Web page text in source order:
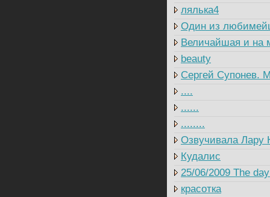
лялька4
Один из
Величайшая и на
beauty
Сергей Супонев.
....
......
........
Озвучивала Лару
Кудалис
25/06/2009 The
красотка